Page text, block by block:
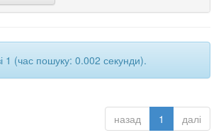
1 (час пошуку: 0.002 секунди).
назад 1 далі